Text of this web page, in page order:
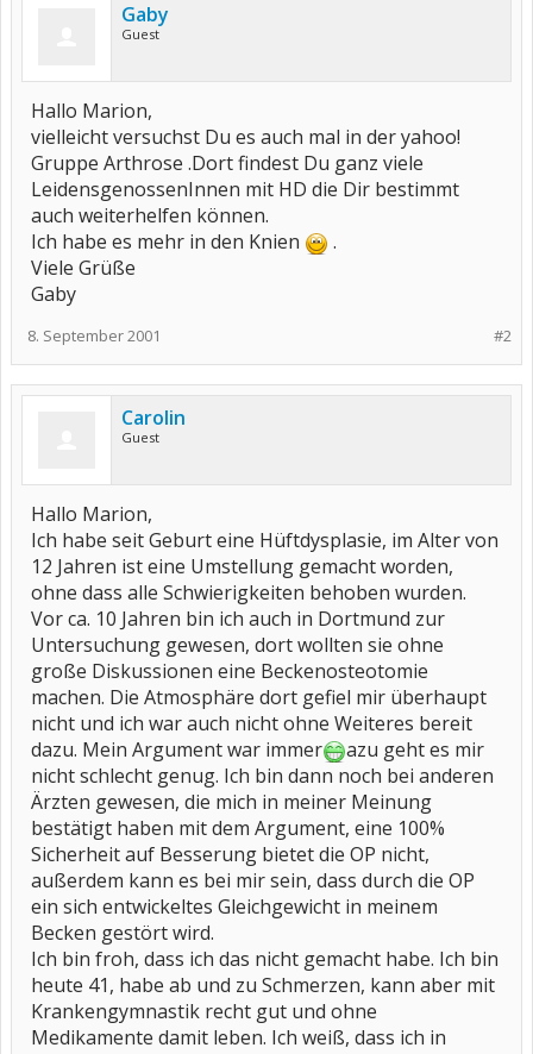
Gaby
Guest
Hallo Marion,
vielleicht versuchst Du es auch mal in der yahoo!
Gruppe Arthrose .Dort findest Du ganz viele
LeidensgenossenInnen mit HD die Dir bestimmt
auch weiterhelfen können.
Ich habe es mehr in den Knien
.
Viele Grüße
Gaby
#2
8. September 2001
Carolin
Guest
Hallo Marion,
Ich habe seit Geburt eine Hüftdysplasie, im Alter von
12 Jahren ist eine Umstellung gemacht worden,
ohne dass alle Schwierigkeiten behoben wurden.
Vor ca. 10 Jahren bin ich auch in Dortmund zur
Untersuchung gewesen, dort wollten sie ohne
große Diskussionen eine Beckenosteotomie
machen. Die Atmosphäre dort gefiel mir überhaupt
nicht und ich war auch nicht ohne Weiteres bereit
dazu. Mein Argument war immer
azu geht es mir
nicht schlecht genug. Ich bin dann noch bei anderen
Ärzten gewesen, die mich in meiner Meinung
bestätigt haben mit dem Argument, eine 100%
Sicherheit auf Besserung bietet die OP nicht,
außerdem kann es bei mir sein, dass durch die OP
ein sich entwickeltes Gleichgewicht in meinem
Becken gestört wird.
Ich bin froh, dass ich das nicht gemacht habe. Ich bin
heute 41, habe ab und zu Schmerzen, kann aber mit
Krankengymnastik recht gut und ohne
Medikamente damit leben. Ich weiß, dass ich in